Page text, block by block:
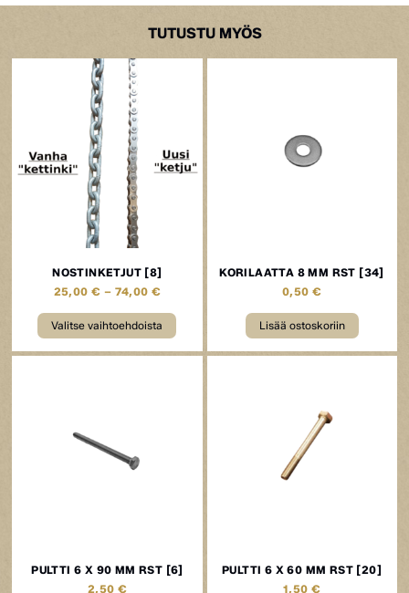
TUTUSTU MYÖS
NOSTINKETJUT [8]
25,00 € – 74,00 €
Valitse vaihtoehdoista
KORILAATTA 8 MM RST [34]
0,50 €
Lisää ostoskoriin
PULTTI 6 X 90 MM RST [6]
2,50 €
PULTTI 6 X 60 MM RST [20]
1,50 €